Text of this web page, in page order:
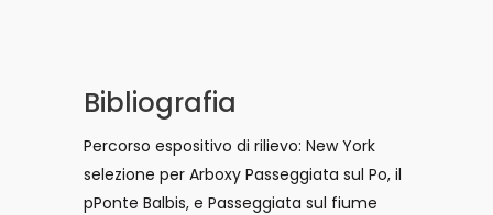
Bibliografia
Percorso espositivo di rilievo: New York
selezione per Arboxy Passeggiata sul Po, il
pPonte Balbis, e Passeggiata sul fiume